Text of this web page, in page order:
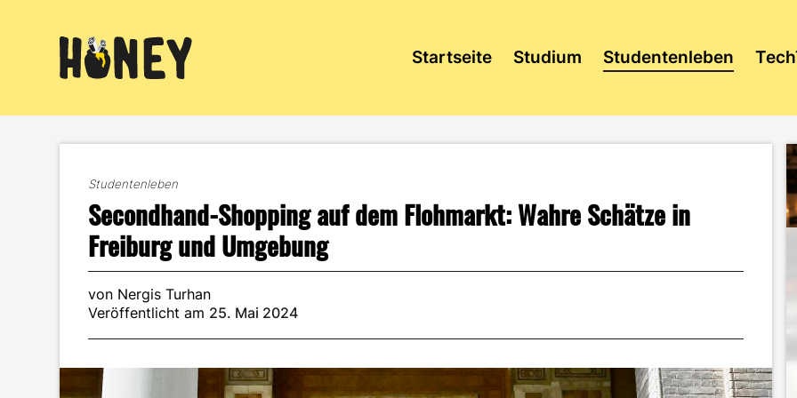
Startseite Studium Studentenleben
Studentenleben
Secondhand-Shopping auf dem Flohmarkt: Wahre Schätze in
Freiburg und Umgebung
von Nergis Turhan
Veröffentlicht am 25. Mai 2024